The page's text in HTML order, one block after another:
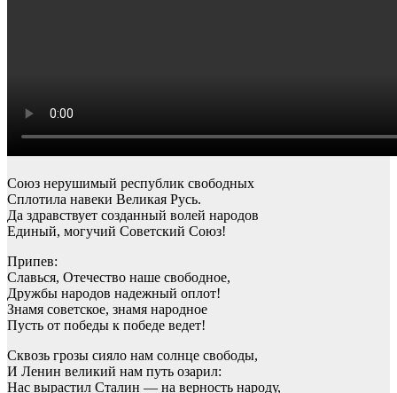
Союз нерушимый республик свободных
Сплотила навеки Великая Русь.
Да здравствует созданный волей народов
Единый, могучий Советский Союз!
Припев:
Славься, Отечество наше свободное,
Дружбы народов надежный оплот!
Знамя советское, знамя народное
Пусть от победы к победе ведет!
Сквозь грозы сияло нам солнце свободы,
И Ленин великий нам путь озарил:
Нас вырастил Сталин — на верность народу,